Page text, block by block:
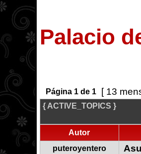
Palacio
Página 1de 1 [ 13
{ ACTIVE_TOPICS }
Autor
puteroyentero